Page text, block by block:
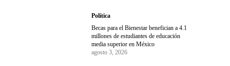
Política
Becas para el Bienestar benefician a 4.1
millones de estudiantes de educación
media superior en México
agosto 3, 2026